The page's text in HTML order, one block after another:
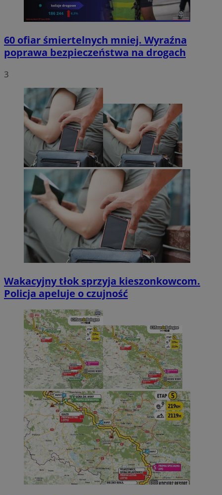
60 ofiar śmiertelnych mniej. Wyraźna
poprawa bezpieczeństwa na drogach
3
Wakacyjny tłok sprzyja kieszonkowcom.
Policja apeluje o czujność